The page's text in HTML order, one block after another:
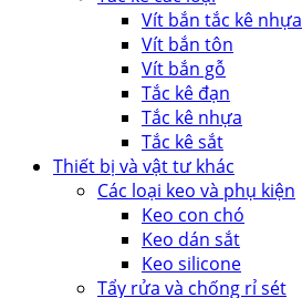
Vít bắn tắc kê nhựa
Vít bắn tôn
Vít bắn gỗ
Tắc kê đạn
Tắc kê nhựa
Tắc kê sắt
Thiết bị và vật tư khác
Các loại keo và phụ kiện
Keo con chó
Keo dán sắt
Keo silicone
Tẩy rửa và chống rỉ sét